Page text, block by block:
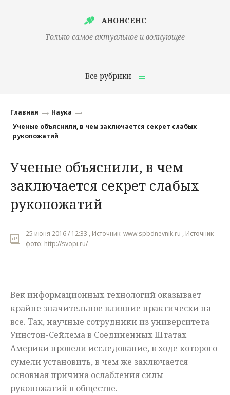
АНОНСЕНС
Только самое актуальное и волнующее
Все рубрики
Финансы
Наука
Культура
Общество
Мнения
Главная
Наука
Ученые объяснили, в чем заключается секрет слабых
рукопожатий
Ученые объяснили, в чем
заключается секрет слабых
рукопожатий
25 июня 2016 / 12:33 , Источник: www.spbdnevnik.ru , Источник
фото: http://svopi.ru/
Век информационных технологий оказывает
крайне значительное влияние практически на
все. Так, научные сотрудники из университета
Уинстон-Сейлема в Соединенных Штатах
Америки провели исследование, в ходе которого
сумели установить, в чем же заключается
основная причина ослабления силы
рукопожатий в обществе.